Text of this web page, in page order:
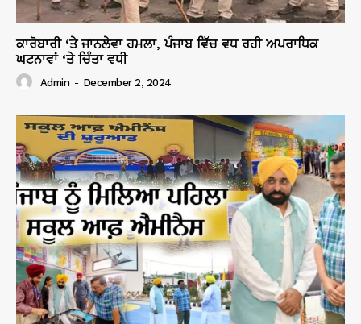
ਕਾਰੋਬਾਰੀ ‘ਤੇ ਜਾਨਲੇਵਾ ਹਮਲਾ, ਪੰਜਾਬ ਵਿੱਚ ਵਧ ਰਹੀ ਅਪਰਾਧਿਕ
ਘਟਨਾਵਾਂ ‘ਤੇ ਚਿੰਤਾ ਵਧੀ
Admin - December 2, 2024